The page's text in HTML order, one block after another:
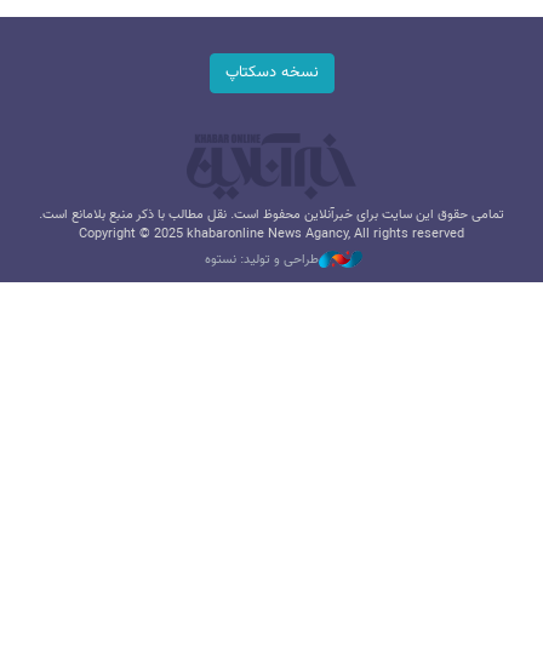
نسخه دسکتاپ
تمامی حقوق این سایت برای خبرآنلاین محفوظ است. نقل مطالب با ذکر منبع بلامانع است.
Copyright © 2025 khabaronline News Agancy, All rights reserved
طراحی و تولید: نستوه